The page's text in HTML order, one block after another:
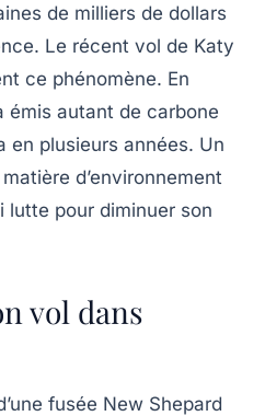
de milliers de dollars
Le récent vol de Katy
ce phénomène. En
émis autant de carbone
en plusieurs années. Un
d’environnement
lutte pour diminuer son
vol dans
fusée New Shepard